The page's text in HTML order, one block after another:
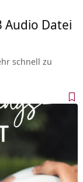
Audio Datei
schnell zu